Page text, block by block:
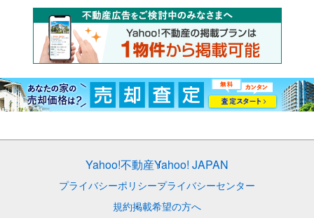
Yahoo!不動産Yahoo! JAPAN
プライバシーポリシープライバシーセンター
規約掲載希望の方へ